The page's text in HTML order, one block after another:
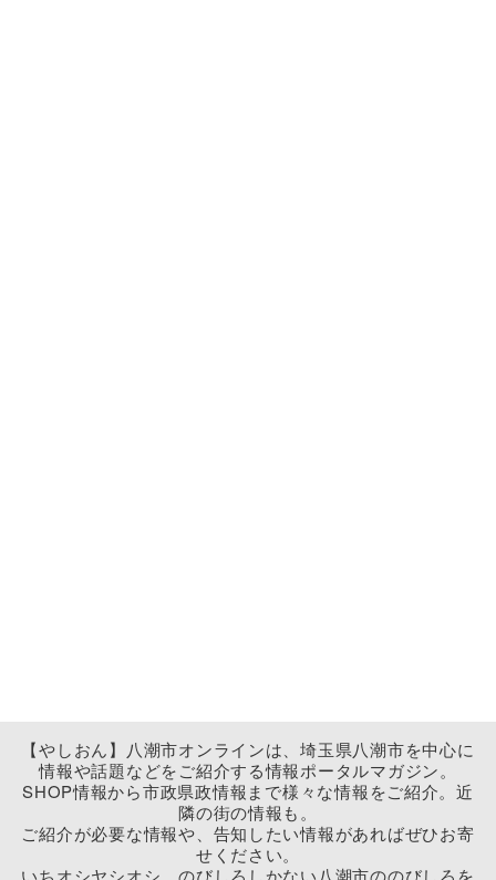
【やしおん】八潮市オンラインは、埼玉県八潮市を中心に
情報や話題などをご紹介する情報ポータルマガジン。
SHOP情報から市政県政情報まで様々な情報をご紹介。近
隣の街の情報も。
ご紹介が必要な情報や、告知したい情報があればぜひお寄
せください。
いちオシヤシオシ、のびしろしかない八潮市ののびしろを